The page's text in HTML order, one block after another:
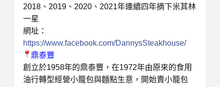
2018、2019、2020、2021年連續四年摘下米其林
一星
網址：
https://www.facebook.com/DannysSteakhouse/
鼎泰豐
創立於1958年的鼎泰豐，在1972年由原來的食用
油行轉型經營小籠包與麵點生意，開始賣小籠包